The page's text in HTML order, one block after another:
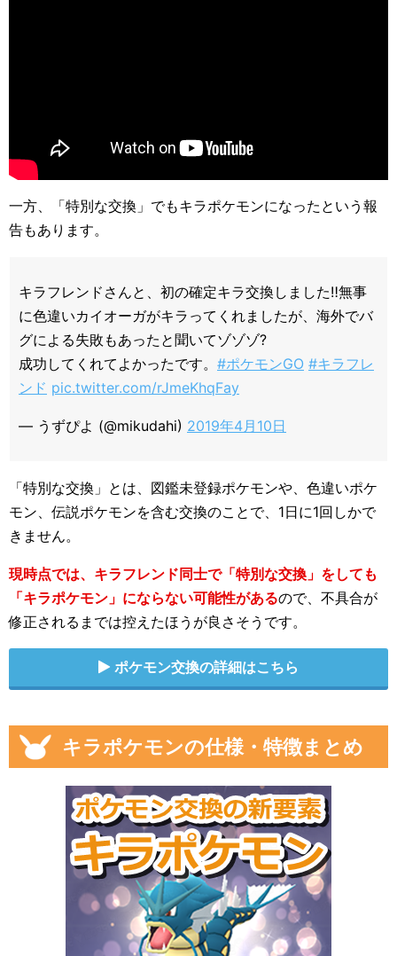
一方、「特別な交換」でもキラポケモンになったという報
告もあります。
キラフレンドさんと、初の確定キラ交換しました‼️無事
に色違いカイオーガがキラってくれましたが、海外でバ
グによる失敗もあったと聞いてゾゾゾ?
成功してくれてよかったです。 #ポケモンGO #キラフレ
ンド pic.twitter.com/rJmeKhqFay
— うずぴよ (@mikudahi) 2019年4月10日
「特別な交換」とは、図鑑未登録ポケモンや、色違いポケ
モン、伝説ポケモンを含む交換のことで、1日に1回しかで
きません。
現時点では、キラフレンド同士で「特別な交換」をしても
「キラポケモン」にならない可能性があるので、不具合が
修正されるまでは控えたほうが良さそうです。
ポケモン交換の詳細はこちら
キラポケモンの仕様・特徴まとめ